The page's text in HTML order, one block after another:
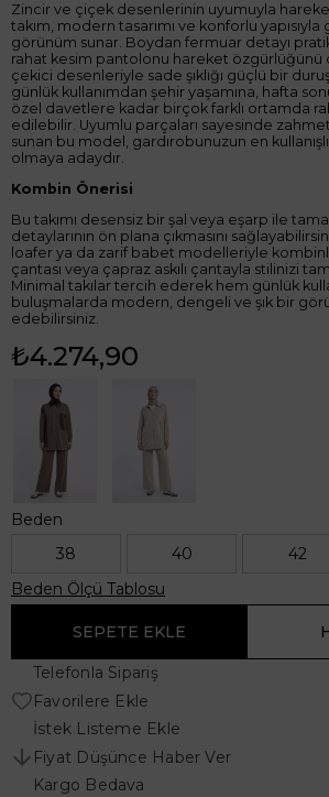
Zincir ve çiçek desenlerinin uyumuyla
takım, modern tasarımı ve konforlu yapısıyla
görünüm sunar. Boydan fermuar detayı
rahat kesim pantolonu hareket özgürlüğünü
çekici desenleriyle sade şıklığı güçlü bir
günlük kullanımdan şehir yaşamına, hafta
özel davetlere kadar birçok farklı ortamda
edilebilir. Uyumlu parçaları sayesinde
sunan bu model, gardırobunuzun en
olmaya adaydır.
Kombin Önerisi
Bu takımı desensiz bir şal veya eşarp ile
detaylarının ön plana çıkmasını
loafer ya da zarif babet modelleriyle
çantası veya çapraz askılı çantayla stilinizi
Minimal takılar tercih ederek hem günlük
buluşmalarda modern, dengeli ve şık bir
edebilirsiniz.
₺4.274,90
Beden
38
40 42
Beden Ölçü Tablosu
Telefonla Sipariş
Favorilere Ekle
İstek Listeme Ekle
Fiyat Düşünce Haber Ver
Kargo Bedava